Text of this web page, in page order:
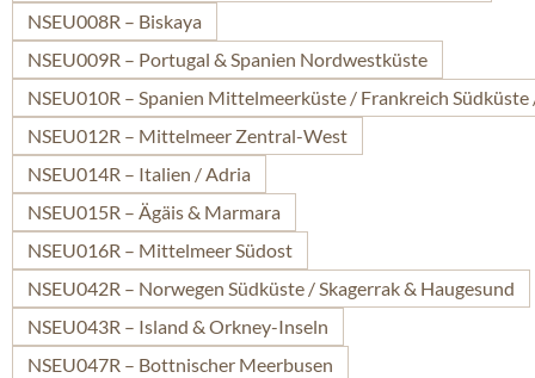
NSEU008R – Biskaya
NSEU009R – Portugal & Spanien Nordwestküste
NSEU010R – Spanien Mittelmeerküste / Frankreich
NSEU012R – Mittelmeer Zentral-West
NSEU014R – Italien / Adria
NSEU015R – Ägäis & Marmara
NSEU016R – Mittelmeer Südost
NSEU042R – Norwegen Südküste / Skagerrak & Haugesund
NSEU043R – Island & Orkney-Inseln
NSEU047R – Bottnischer Meerbusen